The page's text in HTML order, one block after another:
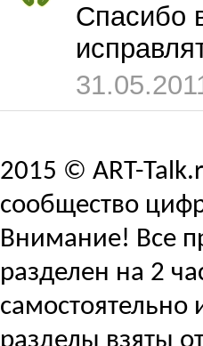
Спасибо
2015 © ART-
сообщество
Внимание! Все
разделен на 2
самостоятельно